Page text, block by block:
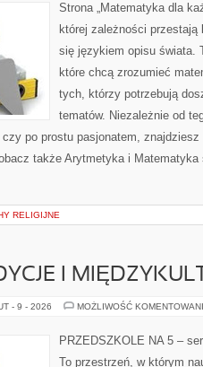
Strona „Matematyka dla
której zależności
się językiem opisu świata.
które chcą zrozumieć
tych, którzy potrzebują
tematów. Niezależnie od
po prostu pasjonatem,
także Arytmetyka i
RELIGIJNE
I
- 9 - 2026 MOŻLIWOŚĆ
PRZEDSZKOLE NA 5 –
To przestrzeń, w którym